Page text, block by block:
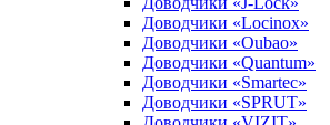
Доводчики «Locinox»
Доводчики «Oubao»
Доводчики «Quantum»
Доводчики «Smartec»
Доводчики «SPRUT»